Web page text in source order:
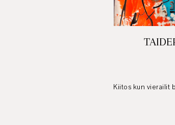
Kiitos kun vierailit